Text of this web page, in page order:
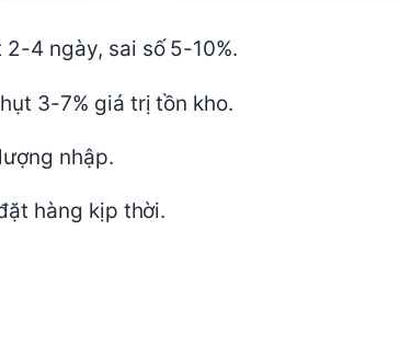
4 ngày, sai số 5-10%.
3-7% giá trị tồn kho.
nhập.
hàng kịp thời.